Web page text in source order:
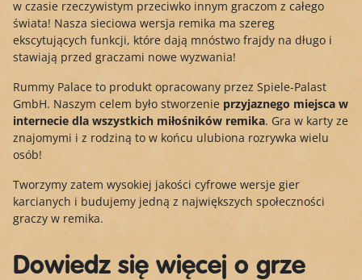
w czasie rzeczywistym przeciwko innym graczom z całego
świata! Nasza sieciowa wersja remika ma szereg
ekscytujących funkcji, które dają mnóstwo frajdy na długo i
stawiają przed graczami nowe wyzwania!
Rummy Palace to produkt opracowany przez Spiele-Palast
GmbH. Naszym celem było stworzenie przyjaznego miejsca w
internecie dla wszystkich miłośników remika. Gra w karty ze
znajomymi i z rodziną to w końcu ulubiona rozrywka wielu
osób!
Tworzymy zatem wysokiej jakości cyfrowe wersje gier
karcianych i budujemy jedną z największych społeczności
graczy w remika.
Dowiedz się więcej o grze